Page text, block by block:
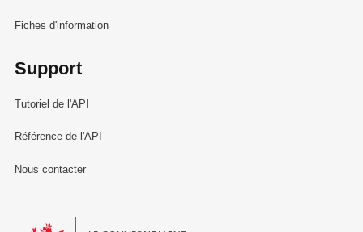
Fiches d'information
Support
Tutoriel de l'API
Référence de l'API
Nous contacter
Le Gouvernement du Grand-Duché de Luxembourg - Service